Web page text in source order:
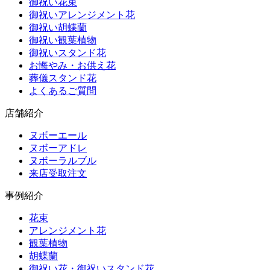
御祝いアレンジメント花
御祝い胡蝶蘭
御祝い観葉植物
御祝いスタンド花
お悔やみ・お供え花
葬儀スタンド花
よくあるご質問
店舗紹介
ヌボーエール
ヌボーアドレ
ヌボーラルブル
来店受取注文
事例紹介
花束
アレンジメント花
観葉植物
胡蝶蘭